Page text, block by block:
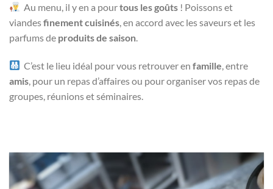
Au menu, il y en a pourtous les goûts ! Poissons et
viandesfinement cuisinés , en accord avec les saveurs et les
parfums de produits de saison
C’est le lieu idéal pour vous retrouver enfamille , entre
amis , pour un repas d’affaires ou pour organiser vos repas de
groupes, réunions et séminaires.